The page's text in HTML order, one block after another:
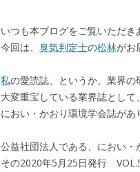
o
k
いつも本ブログをご覧いただき
今回は、 臭気判定士の松林がお
私の愛読誌、というか、業界
大変重宝している業界誌として、
におい・かおり環境学会誌があ
公益社団法人である、におい・
その2020年5月25日発行